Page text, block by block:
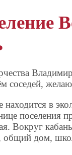
соседей,
в
поселения
Вокруг
общий дом,